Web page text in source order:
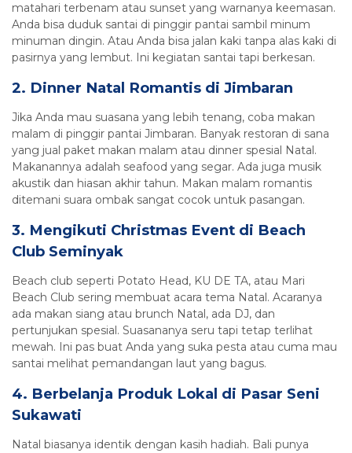
matahari terbenam atau sunset yang warnanya keemasan.
Anda bisa duduk santai di pinggir pantai sambil minum
minuman dingin. Atau Anda bisa jalan kaki tanpa alas kaki di
pasirnya yang lembut. Ini kegiatan santai tapi berkesan.
2. Dinner Natal Romantis di Jimbaran
Jika Anda mau suasana yang lebih tenang, coba makan
malam di pinggir pantai Jimbaran. Banyak restoran di sana
yang jual paket makan malam atau dinner spesial Natal.
Makanannya adalah seafood yang segar. Ada juga musik
akustik dan hiasan akhir tahun. Makan malam romantis
ditemani suara ombak sangat cocok untuk pasangan.
3. Mengikuti Christmas Event di Beach
Club Seminyak
Beach club seperti Potato Head, KU DE TA, atau Mari
Beach Club sering membuat acara tema Natal. Acaranya
ada makan siang atau brunch Natal, ada DJ, dan
pertunjukan spesial. Suasananya seru tapi tetap terlihat
mewah. Ini pas buat Anda yang suka pesta atau cuma mau
santai melihat pemandangan laut yang bagus.
4. Berbelanja Produk Lokal di Pasar Seni
Sukawati
Natal biasanya identik dengan kasih hadiah. Bali punya